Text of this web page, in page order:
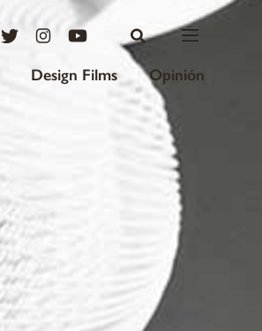
Design Films Opinión